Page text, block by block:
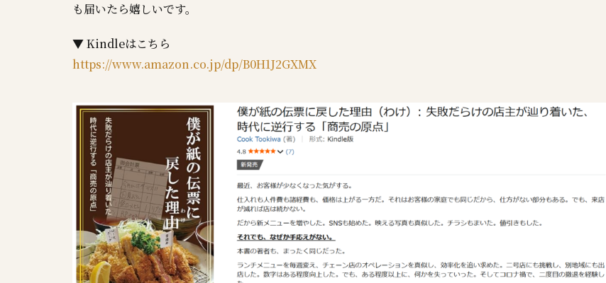
も届いたら嬉しいです。
▼ Kindleはこちら
https://www.amazon.co.jp/dp/B0H1J2GXMX